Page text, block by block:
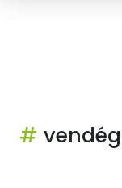
#